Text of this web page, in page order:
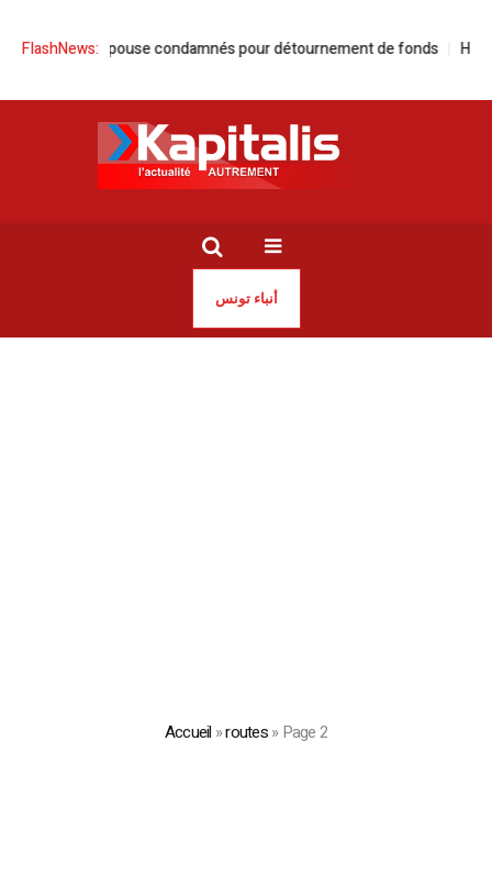
FlashNews:
et son épouse condamnés pour détournement de fonds Hammam
أنباء تونس
Accueil »routes»Page 2